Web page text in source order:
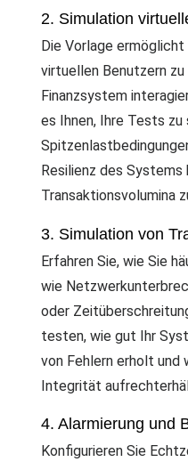
2. Simulation
Die Vorlage
virtuellen Benutzern
Finanzsystem
es Ihnen, Ihre Tests zu
Resilienz des Systems
Transaktionsvolumina
3. Simulation von
Erfahren Sie, wie Sie
wie
oder
testen, wie gut Ihr
von Fehlern erholt und
Integrität
4. Alarmierung und
Konfigurieren Sie